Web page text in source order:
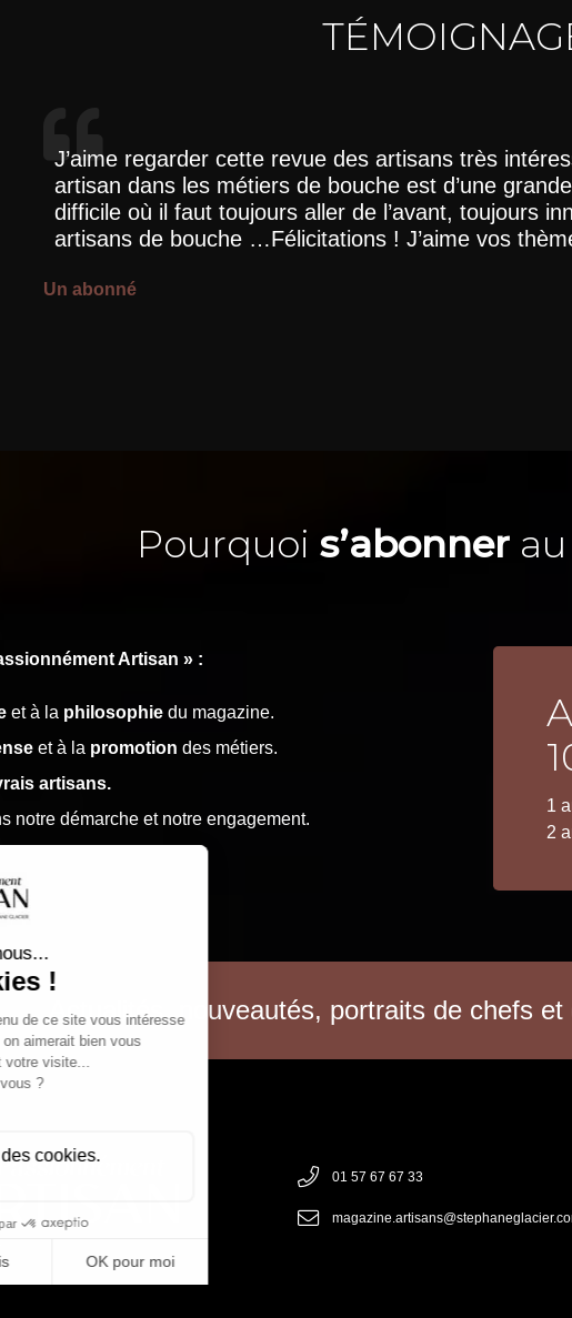
J’aime regarder cette revue des artisans très
artisan dans les métiers de bouche est d’une
difficile où il faut toujours aller de l’avant, toujours
artisans de bouche …Félicitations ! J’aime vos
Un abonné
Pourquoi s’abonnerau
Artisan » :
et à la philosophie du magazine.
et à la promotion des métiers.
artisans.
notre démarche et notre engagement.
1
2
Actualités, nouveautés, portraits de chefs
01 57 67 67 33